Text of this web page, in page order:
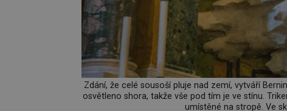
Zdání, že celé sousoší pluje nad zemí, vytváří
osvětleno shora, takže vše pod tím je ve stínu.
umístěné na stropě. Ve